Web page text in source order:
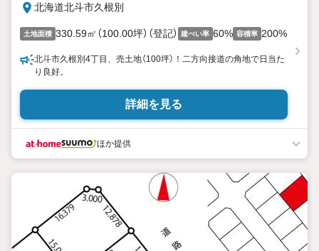
北海道北斗市久根別
土地面積 330.59㎡（100.00坪）（登記） 建ぺい率 60% 容積率 200%
北斗市久根別4丁目、売土地（100坪）！二方向接道の角地で日当た
り良好。
詳細を見る
ほか提供